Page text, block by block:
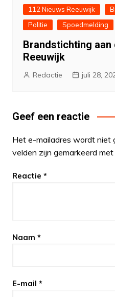
112 Nieuws Reeuwijk
Politie
Spoedmelding
Brandstichting aan
Reeuwijk
Redactie juli 28,
Geef een reactie
Het e-mailadres wordt niet
velden zijn gemarkeerd met
Reactie *
Naam *
E-mail *